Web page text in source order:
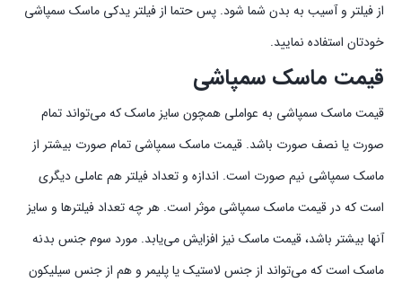
از فیلتر و آسیب به بدن شما شود. پس حتما از فیلتر یدکی ماسک سمپاشی
خودتان استفاده نمایید.
قیمت ماسک سمپاشی
قیمت ماسک سمپاشی به عواملی همچون سایز ماسک که می‌تواند تمام
صورت یا نصف صورت باشد. قیمت ماسک‌ سمپاشی تمام صورت بیشتر از
ماسک سمپاشی نیم صورت است. اندازه و تعداد فیلتر هم عاملی دیگری
است که در قیمت ماسک سمپاشی موثر است. هر چه تعداد فیلترها و سایز
آنها بیشتر باشد، قیمت ماسک نیز افزایش می‌یابد. مورد سوم جنس بدنه
ماسک است که می‌تواند از جنس لاستیک یا پلیمر و هم از جنس سیلیکون